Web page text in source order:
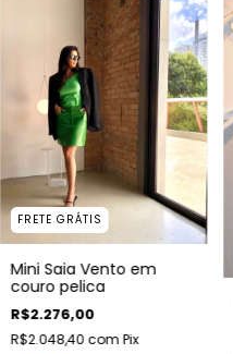
FRETE GRÁTIS
Mini Saia Vento em
couro pelica
R$2.276,00
R$2.048,40 com Pix